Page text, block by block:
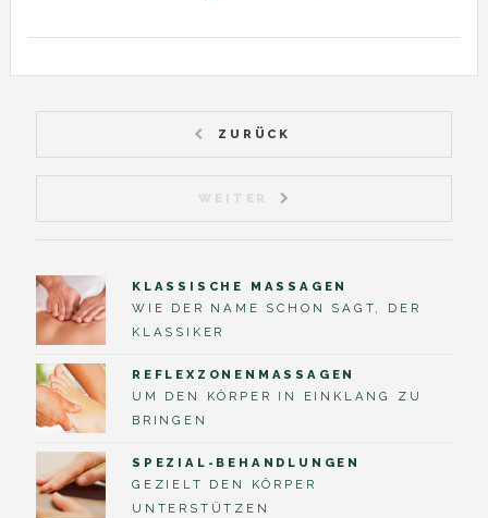
ZURÜCK
WEITER
KLASSISCHE MASSAGEN
WIE DER NAME SCHON SAGT, DER
KLASSIKER
REFLEXZONENMASSAGEN
UM DEN KÖRPER IN EINKLANG ZU
BRINGEN
SPEZIAL-BEHANDLUNGEN
GEZIELT DEN KÖRPER
UNTERSTÜTZEN